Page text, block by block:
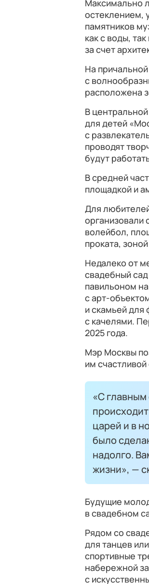
Максимально
остеклением,
памятников
как с воды,
за счет
На
с
расположена
В
для детей
с
проводят
будут
В средней
площадкой и
Для
организовали
волейбол,
проката,
Недалеко от
свадебный
павильоном
с арт-
и скамьей
с качелями.
2025 года.
Мэр Москвы
им
«С
царей и в
было
надолго.
жизни», —
Будущие
в свадебном
Рядом со
для танцев
спортивные
набережной
с